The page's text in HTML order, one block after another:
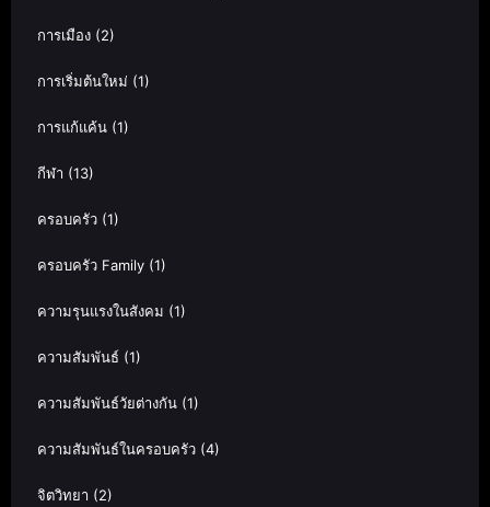
การเมือง (2)
การเริ่มต้นใหม่ (1)
การแก้แค้น (1)
กีฬา (13)
ครอบครัว (1)
ครอบครัว Family (1)
ความรุนแรงในสังคม (1)
ความสัมพันธ์ (1)
ความสัมพันธ์วัยต่างกัน (1)
ความสัมพันธ์ในครอบครัว (4)
จิตวิทยา (2)